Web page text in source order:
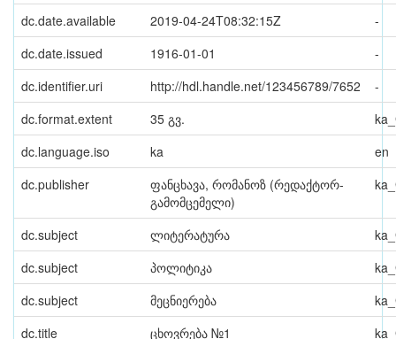
dc.date.available
2019-04-24T08:32:15Z
-
dc.date.issued
1916-01-01
-
dc.identifier.uri
http://hdl.handle.net/123456789/7652
-
dc.format.extent
35 გვ.
dc.language.iso
ka
en
dc.publisher
ფანცხავა, რომანოზ (რედაქტორ-
გამომცემელი)
dc.subject ლიტერატურა
dc.subject
პოლიტიკა
dc.subject
მეცნიერება
dc.title
ცხოვრება №1